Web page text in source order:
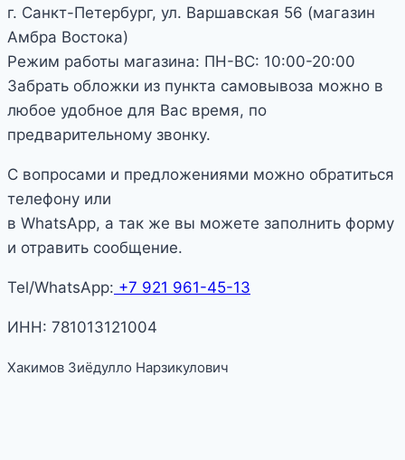
г. Санкт-Петербург, ул. Варшавская 56 (магазин
Амбра Востока)
Режим работы магазина: ПН-ВС: 10:00-20:00
Забрать обложки из пункта самовывоза можно в
любое удобное для Вас время, по
предварительному звонку.
С вопросами и предложениями можно обратиться
телефону или
в WhatsApp, а так же вы можете заполнить форму
и отравить сообщение.
Tel/WhatsApp: +7 921 961-45-13
ИНН: 781013121004
Хакимов Зиёдулло Нарзикулович